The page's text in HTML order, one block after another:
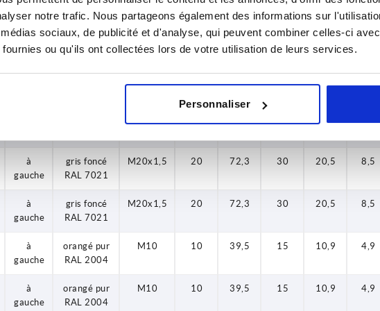
notre trafic. Nous partageons également des informations sur
sociaux, de publicité et d'analyse, qui peuvent combiner celles-ci
ou qu'ils ont collectées lors de votre utilisation de leurs services.
Personnaliser
gauche
RAL 7021
à
gauche
gris foncé
RAL 7021
M16 16 62,8 26 16,6 7
à
gris foncé
M16 16 62,8 26 16,6 7
à
gauche
gris foncé
RAL 7021
M20x1,5 20 72,3 30 20,5 8,5
à
gauche
gris foncé
RAL 7021
M20x1,5 20 72,3 30 20,5 8,5
à
gauche
orangé pur
RAL 2004
M10 10 39,5 15 10,9 4,9
à
gauche
orangé pur
RAL 2004
M10 10 39,5 15 10,9 4,9